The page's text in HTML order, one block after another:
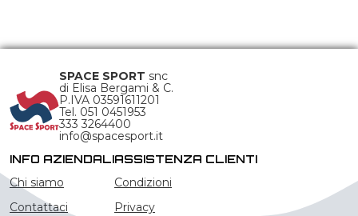
SPACE SPORT snc
di Elisa Bergami & C.
P.IVA 03591611201
Tel. 051 0451953
333 3264400
info@spacesport.it
INFO AZIENDALI
Chi siamo
Contattaci
ASSISTENZA CLIENTI
Condizioni
Privacy